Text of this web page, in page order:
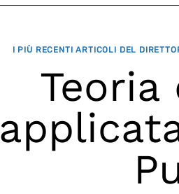
I PIÙ RECENTI ARTICOLI DEL
Teoria